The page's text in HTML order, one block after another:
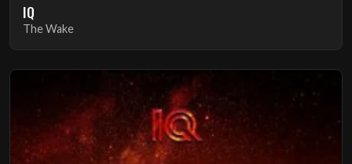
IQ
The Wake